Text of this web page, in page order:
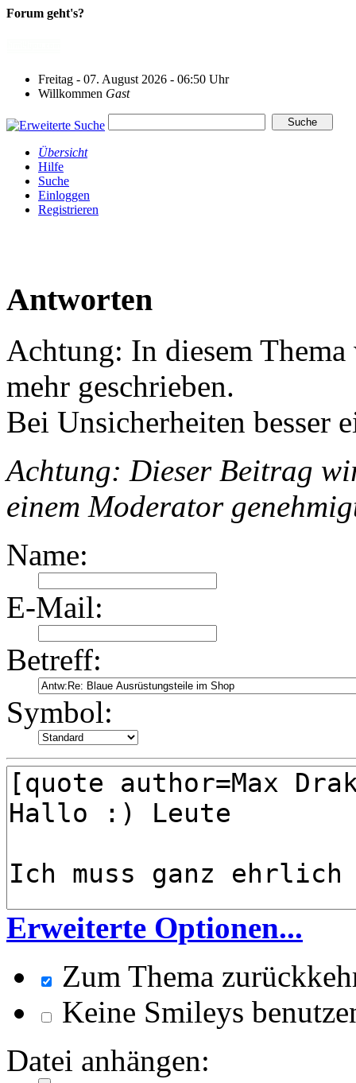
Forum geht's?
Freitag - 07. August 2026 - 06:50 Uhr
Willkommen Gast
Übersicht
Hilfe
Suche
Einloggen
Registrieren
Antworten
Achtung: In diesem
mehr geschrieben.
Bei Unsicherheiten besser
Achtung: Dieser Beitrag
einem Moderator
Name:
E-Mail:
Betreff:
Symbol:
Erweiterte Optionen...
Zum Thema
Keine Smileys
Datei anhängen: